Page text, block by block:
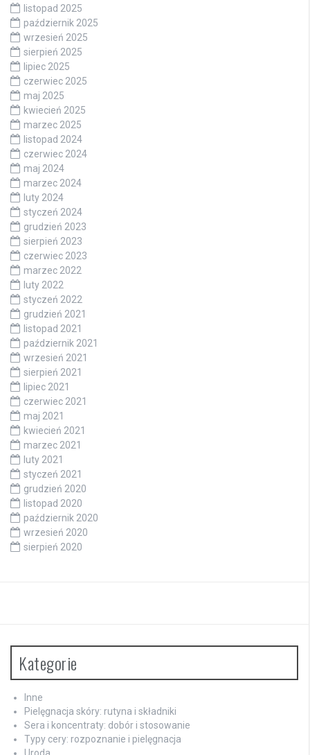
listopad 2025
październik 2025
wrzesień 2025
sierpień 2025
lipiec 2025
czerwiec 2025
maj 2025
kwiecień 2025
marzec 2025
listopad 2024
czerwiec 2024
maj 2024
marzec 2024
luty 2024
styczeń 2024
grudzień 2023
sierpień 2023
czerwiec 2023
marzec 2022
luty 2022
styczeń 2022
grudzień 2021
listopad 2021
październik 2021
wrzesień 2021
sierpień 2021
lipiec 2021
czerwiec 2021
maj 2021
kwiecień 2021
marzec 2021
luty 2021
styczeń 2021
grudzień 2020
listopad 2020
październik 2020
wrzesień 2020
sierpień 2020
Kategorie
Inne
Pielęgnacja skóry: rutyna i składniki
Sera i koncentraty: dobór i stosowanie
Typy cery: rozpoznanie i pielęgnacja